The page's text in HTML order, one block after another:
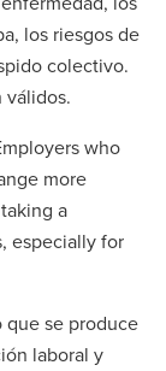
los riesgos de
colectivo.
válidos.
who
more
a
especially for
que se produce
laboral y